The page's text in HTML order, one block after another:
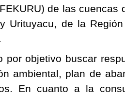
de las
Urituyacu, de la
por objetivo buscar
ambiental, plan de
En cuanto a la